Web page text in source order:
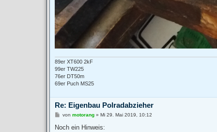
89er XT600 2kF
99er TW225
76er DT50m
69er Puch MS25
Re: Eigenbau Polradabzieher
B
i
von motorang» Mi 29. Mai 2019, 10:12
Noch ein Hinweis: